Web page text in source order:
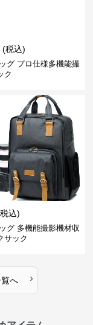
(税込)
グ プロ仕様多機能撮
ク
込)
グ 多機能撮影機材収
サック
へ ›